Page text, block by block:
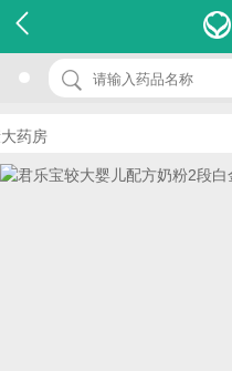
房
名 称：君乐宝较大婴儿配方奶粉
品 牌：(君乐宝)
价 格：￥0.00